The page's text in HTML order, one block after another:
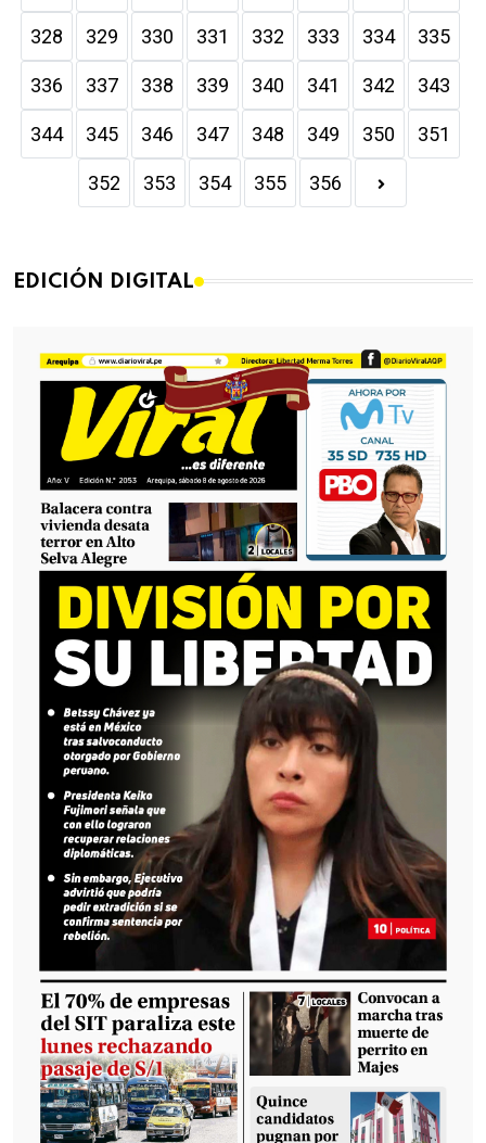
328 329 330 331 332 333 334 335
336 337 338 339 340 341 342 343
344 345 346 347 348 349 350 351
352 353 354 355 356
EDICIÓN DIGITAL